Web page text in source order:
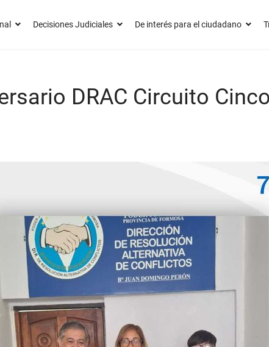
Decisiones Judiciales De interés para el ciudadano
DRAC Circuito Cinco